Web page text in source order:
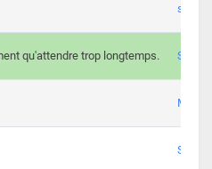
s3th
qu'attendre trop longtemps. Spl3en